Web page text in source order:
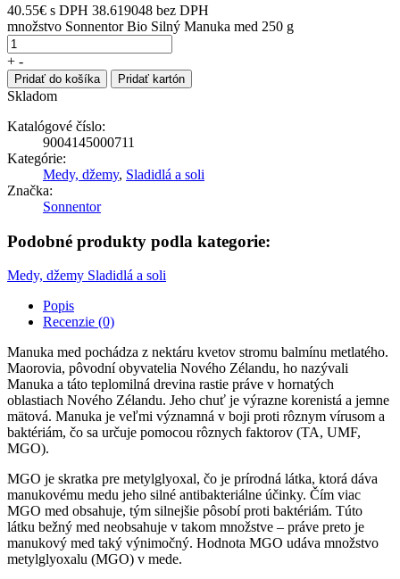
40.55€ s DPH 38.619048 bez DPH
množstvo Sonnentor Bio Silný Manuka med 250 g
+ -
Pridať do košíka Pridať kartón
Skladom
Katalógové číslo:
9004145000711
Kategórie:
Medy, džemy, Sladidlá a soli
Značka:
Sonnentor
Podobné produkty podla kategorie:
Medy, džemy Sladidlá a soli
Popis
Recenzie (0)
Manuka med pochádza z nektáru kvetov stromu balmínu metlatého.
Maorovia, pôvodní obyvatelia Nového Zélandu, ho nazývali
Manuka a táto teplomilná drevina rastie práve v hornatých
oblastiach Nového Zélandu. Jeho chuť je výrazne korenistá a jemne
mätová. Manuka je veľmi významná v boji proti rôznym vírusom a
baktériám, čo sa určuje pomocou rôznych faktorov (TA, UMF,
MGO).
MGO je skratka pre metylglyoxal, čo je prírodná látka, ktorá dáva
manukovému medu jeho silné antibakteriálne účinky. Čím viac
MGO med obsahuje, tým silnejšie pôsobí proti baktériám. Túto
látku bežný med neobsahuje v takom množstve – práve preto je
manukový med taký výnimočný. Hodnota MGO udáva množstvo
metylglyoxalu (MGO) v mede.